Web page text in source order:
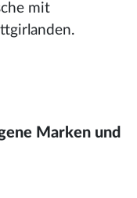
mit
Marken und